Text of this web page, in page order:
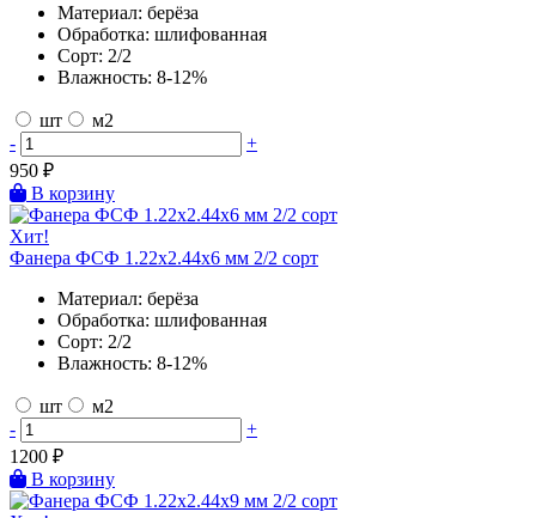
Материал: берёза
Обработка: шлифованная
Сорт: 2/2
Влажность: 8-12%
шт
м2
-
+
950 ₽
В корзину
Хит!
Фанера ФСФ 1.22х2.44х6 мм 2/2 сорт
Материал: берёза
Обработка: шлифованная
Сорт: 2/2
Влажность: 8-12%
шт
м2
-
+
1200 ₽
В корзину